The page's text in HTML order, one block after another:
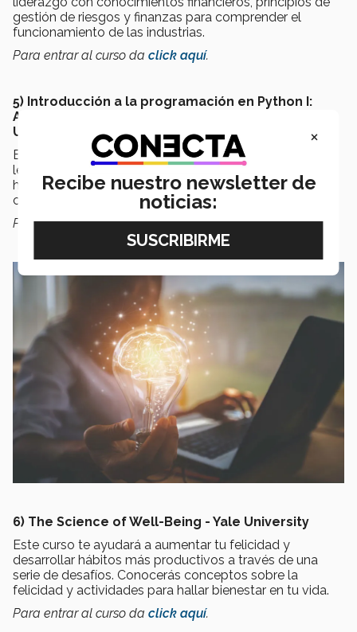
gestión de riesgos y finanzas para comprender el
funcionamiento de las industrias.
Para entrar al curso da click aquí.
5) Introducción a la programación en Python I:
Aprendiendo a programar con Python - Pontificia
Universidad Católica de Chile
En el curso podrás aprender la programación en el
lenguaje Python, el tratamiento básico de variables
hasta programación de algoritmos, por ejemplo, para
construir tus propios juegos.
Para entrar al curso daclick aquí.
6) The Science of Well-Being - Yale University
Este curso te ayudará a aumentar tu felicidad y
desarrollar hábitos más productivos a través de una
serie de desafíos. Conocerás conceptos sobre la
felicidad y actividades para hallar bienestar en tu vida.
Para entrar al curso da click aquí.
×
Recibe nuestro newsletter de
noticias: